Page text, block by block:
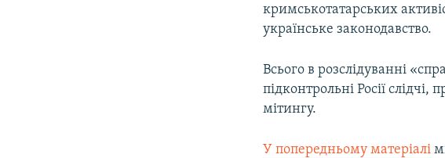
кримськотатарських
українське законодавство.
Всього в розслідуванні
підконтрольні Росії слідчі,
мітингу.
У попередньому матеріалі